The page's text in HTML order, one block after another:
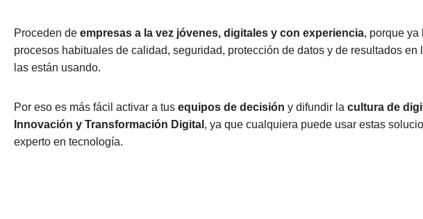
Proceden de empresas a la vez jóvenes, digitales y con experiencia, porque ya
procesos habituales de calidad, seguridad, protección de datos y de resultados en
las están usando.
Por eso es más fácil activar a tus equipos de decisión y difundir la cultura de
Innovación y Transformación Digital , ya que cualquiera puede usar estas
experto en tecnología.